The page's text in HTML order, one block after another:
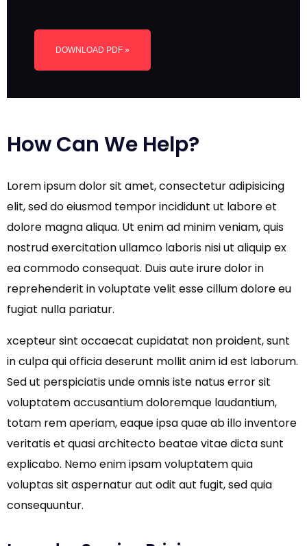
DOWNLOAD PDF »
How Can We Help?
Lorem ipsum dolor sit amet, consectetur adipisicing
elit, sed do eiusmod tempor incididunt ut labore et
dolore magna aliqua. Ut enim ad minim veniam, quis
nostrud exercitation ullamco laboris nisi ut aliquip ex
ea commodo consequat. Duis aute irure dolor in
reprehenderit in voluptate velit esse cillum dolore eu
fugiat nulla pariatur.
xcepteur sint occaecat cupidatat non proident, sunt
in culpa qui officia deserunt mollit anim id est laborum.
Sed ut perspiciatis unde omnis iste natus error sit
voluptatem accusantium doloremque laudantium,
totam rem aperiam, eaque ipsa quae ab illo inventore
veritatis et quasi architecto beatae vitae dicta sunt
explicabo. Nemo enim ipsam voluptatem quia
voluptas sit aspernatur aut odit aut fugit, sed quia
consequuntur.